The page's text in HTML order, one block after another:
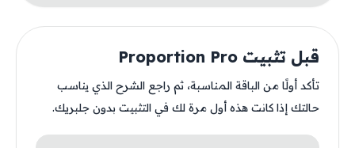
قبل تثبيت Proportion Pro
تأكد أولًا من الباقة المناسبة، ثم راجع الشرح الذي يناسب
حالتك إذا كانت هذه أول مرة لك في التثبيت بدون جلبريك.